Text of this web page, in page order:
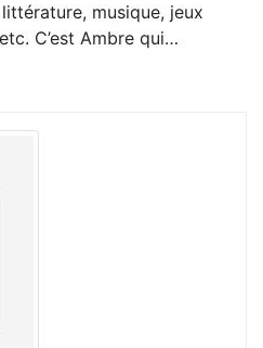
musique, jeux
C’est Ambre qui…